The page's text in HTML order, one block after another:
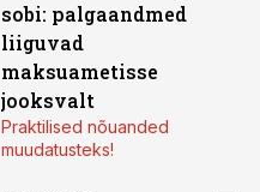
sobi: palgaandmed
liiguvad
maksuametisse
jooksvalt
Praktilised nõuanded
muudatusteks!